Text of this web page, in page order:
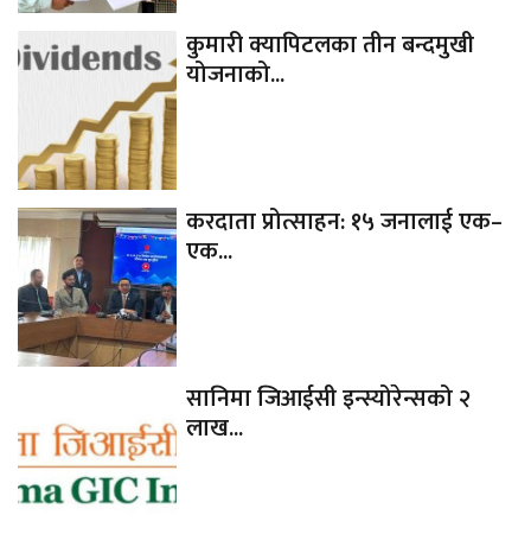
कुमारी क्यापिटलका तीन बन्दमुखी
योजनाको...
करदाता प्रोत्साहन: १५ जनालाई एक–
एक...
सानिमा जिआईसी इन्स्योरेन्सको २
लाख...